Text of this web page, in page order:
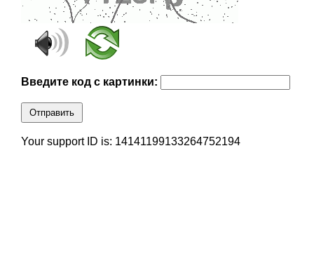
Введите код с картинки:
Отправить
Your support ID is: 14141199133264752194